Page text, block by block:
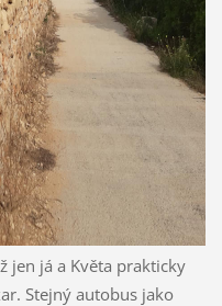
jen já a Květa prakticky
Stejný autobus jako